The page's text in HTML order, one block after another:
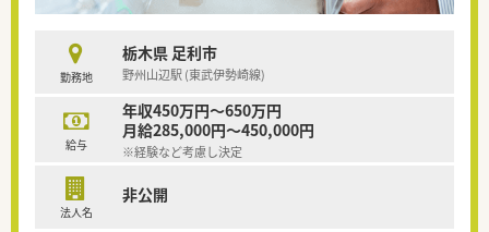
勤務地
栃木県 足利市
野州山辺駅 (東武伊勢崎線)
給与
年収450万円～650万円
月給285,000円～450,000円
※経験など考慮し決定
法人名
非公開